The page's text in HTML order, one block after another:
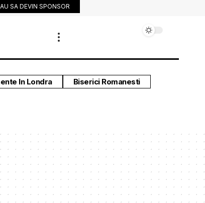
SA DEVIN SPONSOR
Biserici Romanesti
In Londra